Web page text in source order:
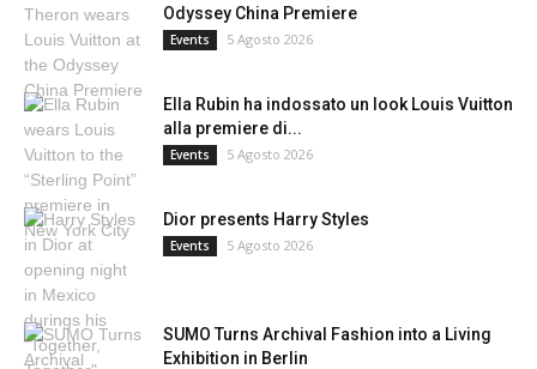
Odyssey China Premiere
Events 5 Agosto 2026
Ella Rubin ha indossato un look Louis Vuitton
alla premiere di...
Events 5 Agosto 2026
Dior presents Harry Styles
Events 5 Agosto 2026
SUMO Turns Archival Fashion into a Living
Exhibition in Berlin